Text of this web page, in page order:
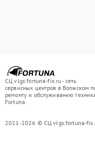
СЦ vlgs.fortuna-fix.ru - сеть
сервисных центров в Волжском
ремонту и обслуживанию
Fortuna
2021-2026 © СЦ vlgs.fortuna-